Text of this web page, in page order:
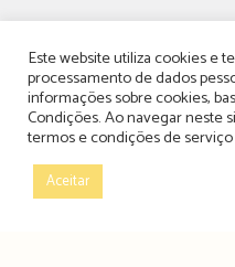
in
a
new
in
a
tab
TERMOS,
POLÍTICA DE
Este website utiliza cookies e
processamento de dados
informações sobre cookies,
Condições. Ao navegar neste
termos e condições de
Aceitar